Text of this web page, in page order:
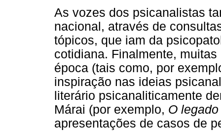
As vozes dos psicanalistas
nacional, através de
tópicos, que iam da
cotidiana. Finalmente,
época (tais como, por
inspiração nas ideias
literário psicanaliticamente
Márai (por exemplo, O
apresentações de casos de